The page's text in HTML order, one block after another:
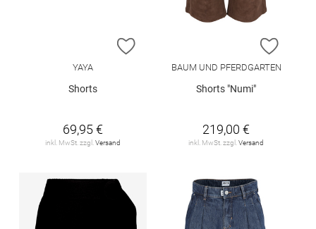
ZUR WUNSCHLISTE HINZUFÜGEN
YAYA
Shorts
69,95 €
inkl. MwSt. zzgl.Versand
ZUR
BAUM UND PFERDGARTEN
Shorts "Numi"
219,00 €
inkl. MwSt. zzgl.Versand